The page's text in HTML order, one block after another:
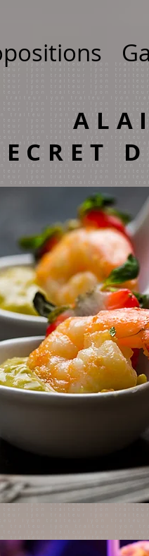
traiteur lyon traiteur lyon traiteur lyon traiteur lyon traiteur lyon traiteur lyon traiteur lyon traiteur lyon traiteur lyon traiteur lyon traiteur lyon traiteur lyon traiteur lyon traiteur lyon traiteur lyon traiteur lyon traiteur lyon traiteur lyon traiteur lyon traiteur lyon traiteur lyon traiteur lyon traiteur lyon traiteur lyon traiteur lyon traiteur lyon traiteur lyon traiteur lyon traiteur lyon traiteur lyon traiteur lyon traiteur lyon traiteur lyon traiteur lyon traiteur lyon traiteur lyon traiteur lyon traiteur lyon traiteur lyon traiteur lyon traiteur lyon traiteur lyon traiteur lyon traiteur lyon traiteur lyon traiteur lyon traiteur lyon traiteur lyon traiteur lyon traiteur lyontraiteur lyon traiteur lyon traiteur lyon traiteur lyon traiteur lyon traiteur lyon traiteur lyontraiteur lyon traiteur lyon traiteur lyon traiteur lyon traiteur lyon traiteur lyon traiteur lyontraiteur lyon traiteur lyon traiteur lyon traiteur lyon traiteur lyon traiteur lyon traiteur lyon traiteur lyon traiteur lyon traiteur lyon traiteur lyon traiteur lyon traiteur lyon traiteur lyon traiteur lyon traiteur lyon traiteur lyon traiteur lyon traiteur lyon traiteur lyon traiteur lyon traiteur lyon traiteur lyon traiteur lyon traiteur lyon traiteur lyon traiteur lyon traiteur lyon traiteur lyon traiteur lyon traiteur lyon traiteur lyon traiteur lyon traiteur lyon traiteur lyon traiteur lyon traiteur lyon traiteur lyon traiteur lyon traiteur lyon traiteur lyon traiteur lyon traiteur lyon traiteur lyon traiteur lyon traiteur lyon traiteur lyon traiteur lyon traiteur lyon traiteur lyon traiteur lyon traiteur lyon traiteur lyon traiteur lyon traiteur lyon traiteur lyon traiteur lyon traiteur lyon traiteur lyon traiteur lyon traiteur lyon traiteur lyon traiteur lyontraiteur lyon traiteur lyon traiteur lyon traiteur lyon traiteur lyon traiteur lyon traiteur lyontraiteur lyon traiteur lyon traiteur lyon traiteur lyon traiteur lyon traiteur lyon traiteur lyontraiteur lyon traiteur lyon traiteur lyon traiteur lyon traiteur lyon traiteur lyon traiteur lyon traiteur lyon traiteur lyon traiteur lyon traiteur lyon traiteur